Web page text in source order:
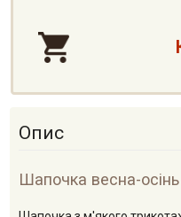
Опис
Шапочка весна-осінь